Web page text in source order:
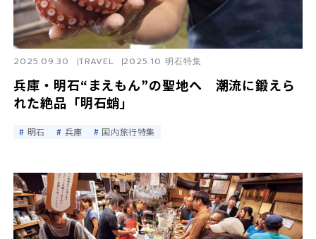
兵庫・明石“まえもん”の聖地へ 潮流に鍛えら
れた絶品「明石蛸」
2025.09.30 TRAVEL 2025.10 明石特集
明石 兵庫 国内旅行特集